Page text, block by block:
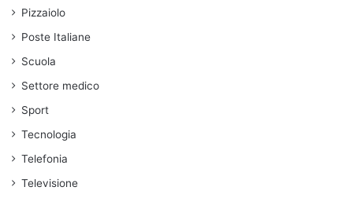
Pizzaiolo
Poste Italiane
Scuola
Settore medico
Sport
Tecnologia
Telefonia
Televisione